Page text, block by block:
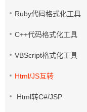
Ruby代码格式化工具
C++代码格式化工具
VBScript格式化工具
Html/JS互转
Html转C#/JSP